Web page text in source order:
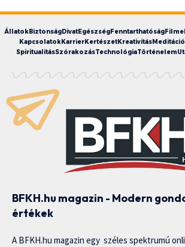
ÁllatokBiztonságDivatEgészségFenntarthatóság
KapcsolatokKarrierKertészetKreativitásMeditáció
SpiritualitásSzórakozásTechnológiaTörténelem
BFKH.hu magazin - Modern
értékek
A BFKH.hu magazin egy széles spektrumú